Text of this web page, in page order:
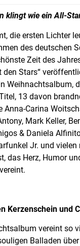
klingt wie ein All-
die ersten Lichter
des deutschen
Zeit des
den Stars“
Weihnachtsalbum,
13 davon
Anna-Carina
Mark Keller,
& Daniela
Jr. und vielen
das Herz, Humor
Kerzenschein und
vereint so
Balladen